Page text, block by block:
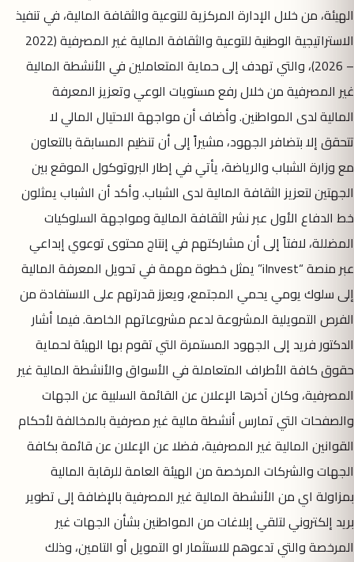
الهيئة، من خلال الإدارة المركزية للتوعية والثقافة المالية، في تنفيذ
الاستراتيجية الوطنية للتوعية والثقافة المالية غير المصرفية (2022
– 2026)، والتي تهدف إلى حماية المتعاملين في الأنشطة المالية
غير المصرفية من خلال رفع مستويات الوعي وتعزيز المعرفة
المالية لدى المواطنين. وأضاف أن مواجهة الاحتيال المالي لا
تتحقق إلا بتضافر الجهود، مشيراً إلى أن تنظيم المسابقة بالتعاون
مع وزارة الشباب والرياضة، يأتي في إطار البروتوكول الموقع بين
الجهتين لتعزيز الثقافة المالية لدى الشباب. وأكد أن الشباب يمثلون
خط الدفاع الأول عبر نشر الثقافة المالية ومواجهة السلوكيات
المضللة، لافتاً إلى أن مشاركتهم في إنتاج محتوى توعوي إبداعي
عبر منصة “iInvest” يمثل خطوة مهمة في تحويل المعرفة المالية
إلى سلوك يومي يحمي المجتمع، ويعزز قدرتهم على الاستفادة من
الفرص التمويلية المشروعة لدعم مشروعاتهم الخاصة. فيما أشار
الدكتور فريد إلى الجهود المستمرة التي تقوم بها الهيئة لحماية
حقوق كافة الأطراف المتعاملة في الأسواق والأنشطة المالية غير
المصرفية، وكان آخرها الإعلان عن القائمة السلبية عن الجهات
والصفحات التي تمارس أنشطة مالية غير مصرفية بالمخالفة لأحكام
القوانين المالية غير المصرفية، فضلا عن الإعلان عن قائمة بكافة
الجهات والشركات المرخصة من الهيئة العامة للرقابة المالية
بمزاولة اي من الأنشطة المالية غير المصرفية بالإضافة إلى تطوير
بريد إلكتروني لتلقي إبلاغات من المواطنين بشأن الجهات غير
المرخصة والتي تدعوهم للاستثمار او التمويل أو التامين، وذلك